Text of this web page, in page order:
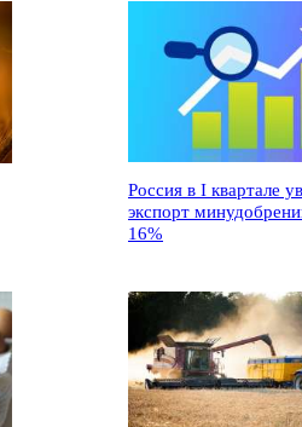
Россия в I квартале
экспорт
16%